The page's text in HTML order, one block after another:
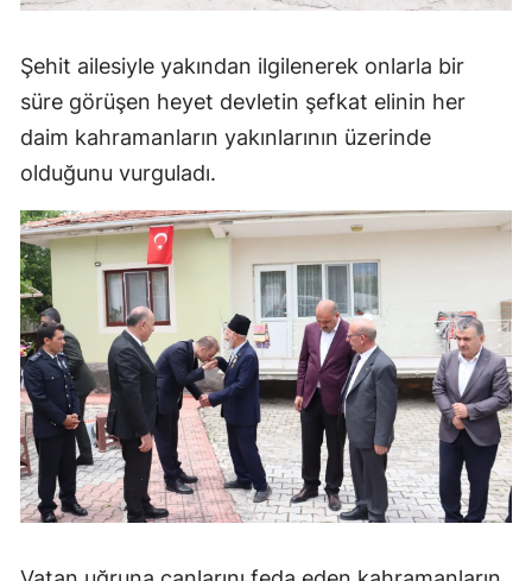
Rize
Sakarya
Samsun
Sinop
Sivas
Tekirdağ
Tokat
Trabzon
Tunceli
Şanlıurfa
Şehit ailesiyle yakından ilgilenerek onlarla bir
süre görüşen heyet devletin şefkat elinin her
daim kahramanların yakınlarının üzerinde
olduğunu vurguladı.